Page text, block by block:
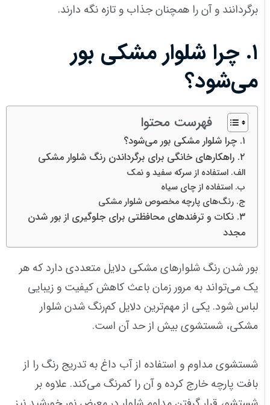
برگردانند و آن را همچنان جذاب و تازه نگه دارند.
۱. چرا شلوار مشکی بور
می‌شود؟
فهرست محتوا
۱. چرا شلوار مشکی بور می‌شود؟
۲. راهکارهای خانگی برای برگرداندن رنگ شلوار مشکی
الف. استفاده از سرکه سفید و نمک
ب. استفاده از چای سیاه
ج. رنگ‌های پارچه مخصوص شلوار مشکی
۳. نکات و ترفندهای محافظتی برای جلوگیری از بور شدن
مجدد
بور شدن رنگ شلوارهای مشکی دلایل متعددی دارد که هر
یک می‌تواند به مرور زمان باعث کاهش کیفیت و زیبایی
لباس شود. یکی از مهم‌ترین دلایل کم‌رنگ شدن شلوار
مشکی، شستشوی بیش از حد آن است.
شستشوی مداوم و استفاده از آب داغ به تدریج رنگ را از
بافت پارچه خارج کرده و آن را کمرنگ می‌کند. علاوه بر